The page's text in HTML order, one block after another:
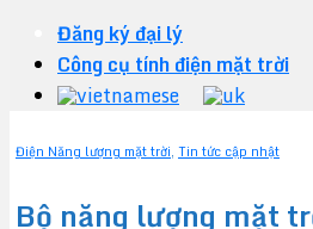
Đăng ký đại lý
Công cụ tính điện mặt trời
Điện Năng lượng mặt trời, Tin tức cập nhật
Bộ năng lượng mặt